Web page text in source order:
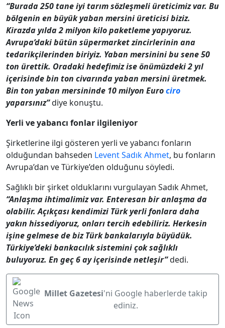
“Burada 250 tane iyi tarım sözleşmeli üreticimiz var. Bu
bölgenin en büyük yaban mersini üreticisi biziz.
Kirazda yılda 2 milyon kilo paketleme yapıyoruz.
Avrupa’daki bütün süpermarket zincirlerinin ana
tedarikçilerinden biriyiz. Yaban mersinini bu sene 50
ton ürettik. Oradaki hedefimiz ise önümüzdeki 2 yıl
içerisinde bin ton civarında yaban mersini üretmek.
Bin ton yaban mersininde 10 milyon Eurociro
yaparsınız”diye konuştu.
Yerli ve yabancı fonlar ilgileniyor
Şirketlerine ilgi gösteren yerli ve yabancı fonların
olduğundan bahseden Levent Sadık Ahmet, bu fonların
Avrupa’dan ve Türkiye’den olduğunu söyledi.
Sağlıklı bir şirket olduklarını vurgulayan Sadık Ahmet,
“Anlaşma ihtimalimiz var. Enteresan bir anlaşma da
olabilir. Açıkçası kendimizi Türk yerli fonlara daha
yakın hissediyoruz, onları tercih edebiliriz. Herkesin
işine gelmese de biz Türk bankalarıyla büyüdük.
Türkiye’deki bankacılık sistemini çok sağlıklı
buluyoruz. En geç 6 ay içerisinde netleşir”dedi.
Millet Gazetesi'ni Google haberlerde takip
ediniz.